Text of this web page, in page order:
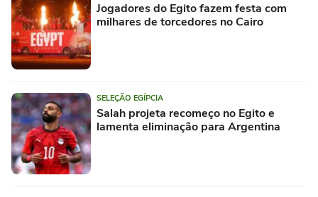
Jogadores do Egito fazem festa com
milhares de torcedores no Cairo
SELEÇÃO EGÍPCIA
Salah projeta recomeço no Egito e
lamenta eliminação para Argentina